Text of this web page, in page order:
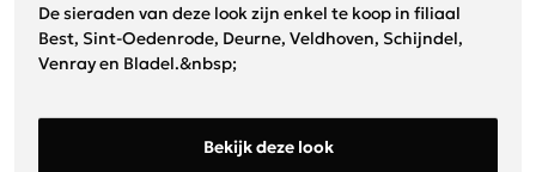
De sieraden van deze look zijn enkel te koop in filiaal
Best, Sint-Oedenrode, Deurne, Veldhoven, Schijndel,
Venray en Bladel.&nbsp;
Bekijk deze look